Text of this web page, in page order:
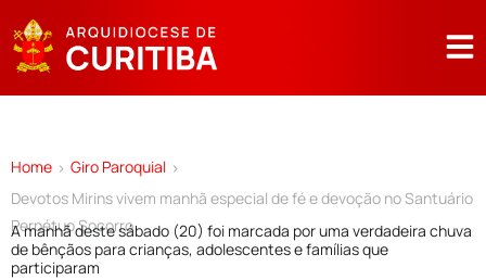
Home > Giro Paroquial >
Devotos Mirins vivem manhã especial de fé e devoção no Santuário
Perpétuo Socorro
A manhã deste sábado (20) foi marcada por uma verdadeira chuva
de bênçãos para crianças, adolescentes e famílias que
participaram